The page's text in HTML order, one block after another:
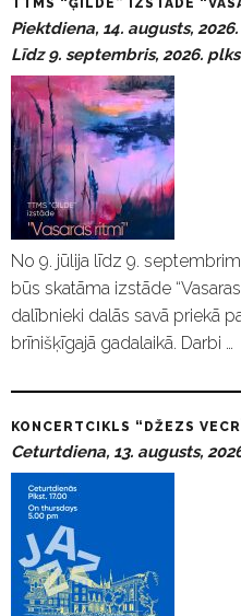
Piektdiena, 14. augusts,
Līdz 9. septembris, 2026.
No 9. jūlija līdz 9.
būs skatāma izstāde “Vasaras
dalībnieki dalās savā priekā
brīnišķīgajā gadalaikā. Darbi …
KONCERTCIKLS “DŽEZS
Ceturtdiena, 13. augusts,